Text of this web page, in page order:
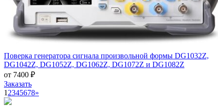
Поверка генератора сигнала произвольной формы DG1032Z,
DG1042Z, DG1052Z, DG1062Z, DG1072Z и DG1082Z
от 7400 ₽
Заказать
1 2345678»